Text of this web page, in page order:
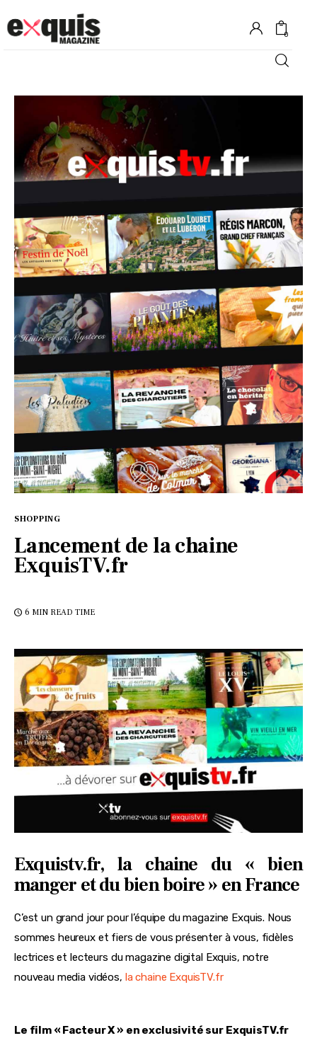
0
Gastronomie
Recettes
Shopping
Évènements
SHOPPING
Lancement de la chaine
ExquisTV.fr
6 MIN READ TIME
Exquistv.fr, la chaine du « bien
manger et du bien boire » en France
C’est un grand jour pour l’équipe du magazine Exquis. Nous
sommes heureux et fiers de vous présenter à vous, fidèles
lectrices et lecteurs du magazine digital Exquis, notre
nouveau media vidéos, la chaine ExquisTV.fr
Le film « Facteur X » en exclusivité sur ExquisTV.fr